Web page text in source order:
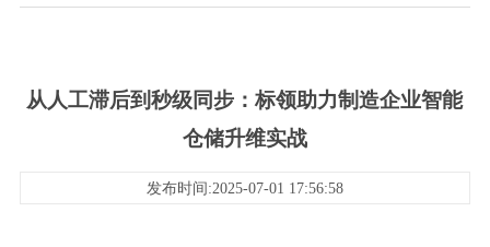
从人工滞后到秒级同步：标领助力制造企业智能
仓储升维实战
发布时间:2025-07-01 17:56:58